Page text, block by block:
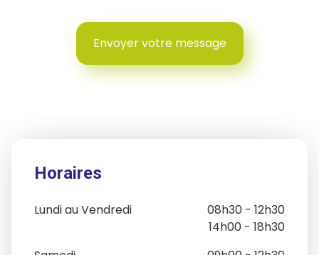
Horaires
Lundi au Vendredi
08h30 - 12h30
14h00 - 18h30